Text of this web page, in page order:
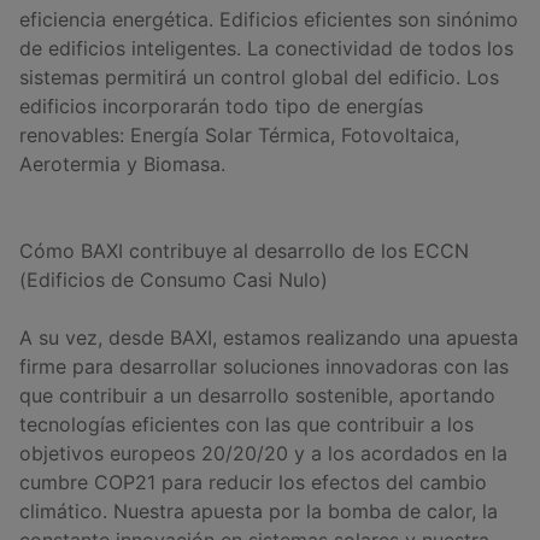
eficiencia energética. Edificios eficientes son sinónimo
de edificios inteligentes. La conectividad de todos los
sistemas permitirá un control global del edificio. Los
edificios incorporarán todo tipo de energías
renovables: Energía Solar Térmica, Fotovoltaica,
Aerotermia y Biomasa.
Cómo BAXI contribuye al desarrollo de los ECCN
(Edificios de Consumo Casi Nulo)
A su vez, desde BAXI, estamos realizando una apuesta
firme para desarrollar soluciones innovadoras con las
que contribuir a un desarrollo sostenible, aportando
tecnologías eficientes con las que contribuir a los
objetivos europeos 20/20/20 y a los acordados en la
cumbre COP21 para reducir los efectos del cambio
climático. Nuestra apuesta por la bomba de calor, la